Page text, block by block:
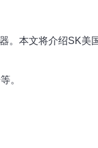
本文将介绍SK美
。